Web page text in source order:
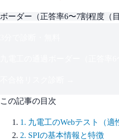
ボーダー（正答率6〜7割程度（目
この記事の目次
1 . 九電工のWebテスト（適
2. SPIの基本情報と特徴